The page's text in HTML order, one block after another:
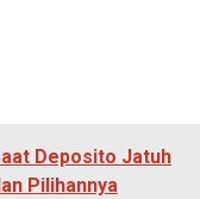
Deposito Jatuh
Pilihannya